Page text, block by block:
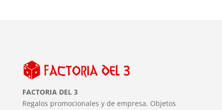
FACTORIA DEL 3
Regalos promocionales y de empresa. Objetos